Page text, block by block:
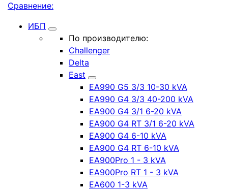
Сравнение:
ИБП
По производителю:
Challenger
Delta
East
EA990 G5 3/3 10-30 kVA
EA990 G4 3/3 40-200 kVA
EA900 G4 3/1 6-20 kVA
EA900 G4 RT 3/1 6-20 kVA
EA900 G4 6-10 kVA
EA900 G4 RT 6-10 kVA
EA900Pro 1 - 3 kVA
EA900Pro RT 1 - 3 kVA
EA600 1-3 kVA